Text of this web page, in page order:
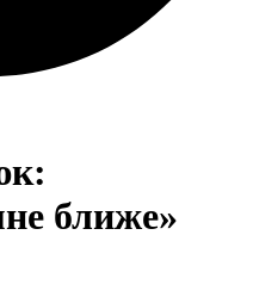
ближе»